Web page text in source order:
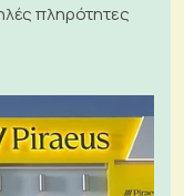
πληρότητες